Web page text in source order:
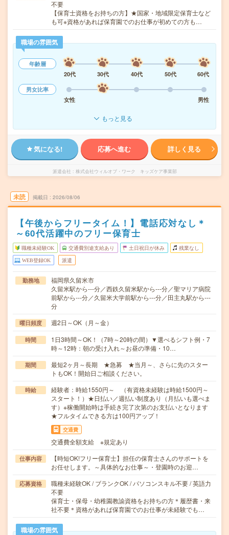
不要
【保育士資格をお持ちの方】★国家・地域限定保育士など
も可※資格があれば保育園でのお仕事が初めての方も…
職場の雰囲気
年齢層
20代
30代 40代 50代
60代
男女比率
女性
男性
もっと見る
気になる! 応募へ進む 詳しく見る
派遣会社 株式会社ウィルオブ・ワーク キッズケア事業部
未読 掲載日 2026/08/06
【午後からフリータイム！】電話応対なし＊
～60代活躍中のフリー保育士
職種未経験OK 交通費別途支給あり 土日祝日が休み 残業なし
WEB登録OK 派遣
勤務地
福岡県久留米市
久留米駅から---分／西鉄久留米駅から---分／聖マリア病院
前駅から---分／久留米大学前駅から---分／田主丸駅から---
分
曜日頻度 週2日～OK（月～金）
時間
1日3時間～OK！（7時～20時の間）▼選べるシフト例・7
時～12時：朝の受け入れ～お昼の準備・10…
期間
最短2ヶ月～長期 ★急募 ★当月～、さらに先のスター
トもOK！開始日ご相談ください。
時給
経験者：時給1550円～ （有資格未経験は時給1500円～
スタート！）★日払い／週払い制度あり（月払いも選べま
す）※稼働開始時は手続き完了次第のお支払いとなります
★フルタイムできる方は100円アップ！
交通費
交通費全額支給 ※規定あり
仕事内容
【時短OK!フリー保育士】担任の保育士さんのサポートを
お任せします。～具体的なお仕事～・登園時のお迎…
応募資格
職種未経験OK / ブランクOK / パソコンスキル不要 / 英語力
不要
保育士・保母・幼稚園教諭資格をお持ちの方＊履歴書・来
社不要＊資格があれば保育園でのお仕事が未経験でも…
職場の雰囲気